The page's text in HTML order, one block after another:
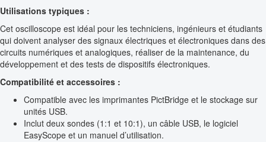
Utilisations typiques :
Cet oscilloscope est idéal pour les techniciens, ingénieurs et étudiants
qui doivent analyser des signaux électriques et électroniques dans des
circuits numériques et analogiques, réaliser de la maintenance, du
développement et des tests de dispositifs électroniques.
Compatibilité et accessoires :
Compatible avec les imprimantes PictBridge et le stockage sur
unités USB.
Inclut deux sondes (1:1 et 10:1), un câble USB, le logiciel
EasyScope et un manuel d’utilisation.